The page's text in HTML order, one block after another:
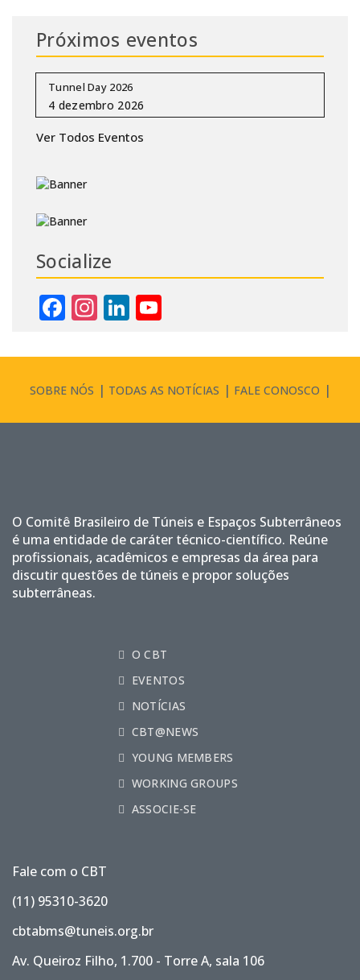
Próximos eventos
Tunnel Day 2026
Ver Todos Eventos
Socialize
Facebook
Instagram
LinkedIn
SOBRE NÓS TODAS AS NOTÍCIAS FALE CONOSCO
O Comitê Brasileiro de Túneis e Espaços Subterrâneos
é uma entidade de caráter técnico-científico. Reúne
profissionais, acadêmicos e empresas da área para
discutir questões de túneis e propor soluções
subterrâneas.
O CBT
EVENTOS
NOTÍCIAS
CBT@NEWS
YOUNG MEMBERS
WORKING GROUPS
ASSOCIE-SE
Fale com o CBT
(11) 95310-3620
cbtabms@tuneis.org.br
Av. Queiroz Filho, 1.700 - Torre A, sala 106